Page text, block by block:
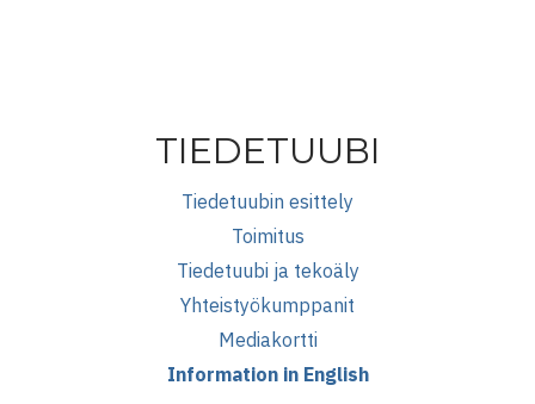
TIEDETUUBI
Tiedetuubin esittely
Toimitus
Tiedetuubi ja tekoäly
Yhteistyökumppanit
Mediakortti
Information in English